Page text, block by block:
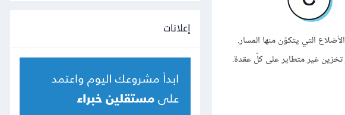
التي يتكوّن منها المسار.
غير متطاير على كلّ عقدة.
إعلانات